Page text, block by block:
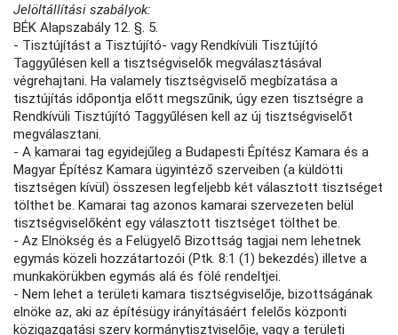
Jelöltállítási szabályok:
BÉK Alapszabály 12. §. 5.
- Tisztújítást a Tisztújító- vagy Rendkívüli Tisztújító
Taggyűlésen kell a tisztségviselők megválasztásával
végrehajtani. Ha valamely tisztségviselő megbízatása a
tisztújítás időpontja előtt megszűnik, úgy ezen tisztségre a
Rendkívüli Tisztújító Taggyűlésen kell az új tisztségviselőt
megválasztani.
- A kamarai tag egyidejűleg a Budapesti Építész Kamara és a
Magyar Építész Kamara ügyintéző szerveiben (a küldötti
tisztségen kívül) összesen legfeljebb két választott tisztséget
tölthet be. Kamarai tag azonos kamarai szervezeten belül
tisztségviselőként egy választott tisztséget tölthet be.
- Az Elnökség és a Felügyelő Bizottság tagjai nem lehetnek
egymás közeli hozzátartozói (Ptk. 8:1 (1) bekezdés) illetve a
munkakörükben egymás alá és fölé rendeltjei.
- Nem lehet a területi kamara tisztségviselője, bizottságának
elnöke az, aki az építésügy irányításáért felelős központi
közigazgatási szerv kormánytisztviselője, vagy a területi